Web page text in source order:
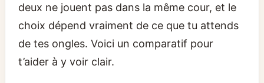
deux ne jouent pas dans la même cour, et le
choix dépend vraiment de ce que tu attends
de tes ongles. Voici un comparatif pour
t’aider à y voir clair.